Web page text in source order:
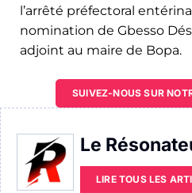
l’arrêté préfectoral
nomination de Gbesso
adjoint au maire de Bopa.
SUIVEZ-NOUS SUR
Le
LIRE TOUS LES